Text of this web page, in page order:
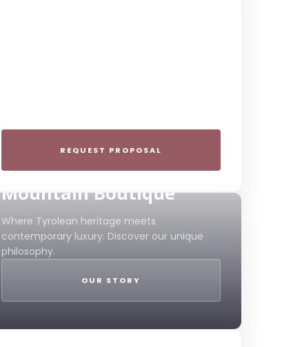
REQUEST PROPOSAL
Mountain Boutique
Where Tyrolean heritage meets
contemporary luxury. Discover our unique
philosophy.
OUR STORY